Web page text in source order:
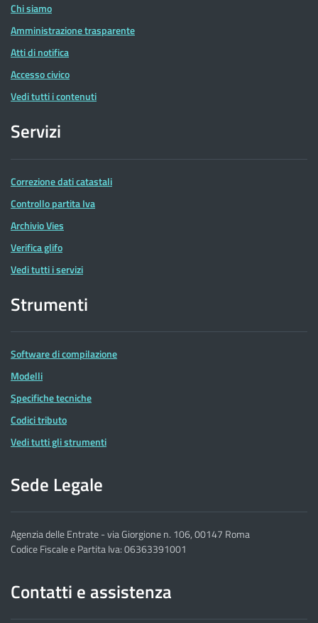
Chi siamo
Amministrazione trasparente
Atti di notifica
Accesso civico
Vedi tutti i contenuti
Servizi
Correzione dati catastali
Controllo partita Iva
Archivio Vies
Verifica glifo
Vedi tutti i servizi
Strumenti
Software di compilazione
Modelli
Specifiche tecniche
Codici tributo
Vedi tutti gli strumenti
Sede Legale
Agenzia delle Entrate - via Giorgione n. 106, 00147 Roma
Codice Fiscale e Partita Iva: 06363391001
Contatti e assistenza